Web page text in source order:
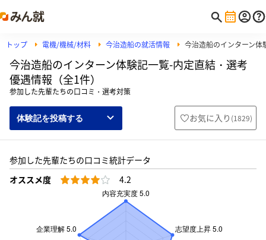
トップ 電機/機械/材料 今治造船の就活情報 今治造船のインターン体
今治造船のインターン体験記一覧-内定直結・選考
優遇情報（全1件）
参加した先輩たちの口コミ・選考対策
体験記を投稿する お気に入り (1829)
参加した先輩たちの口コミ統計データ
オススメ度
4.2